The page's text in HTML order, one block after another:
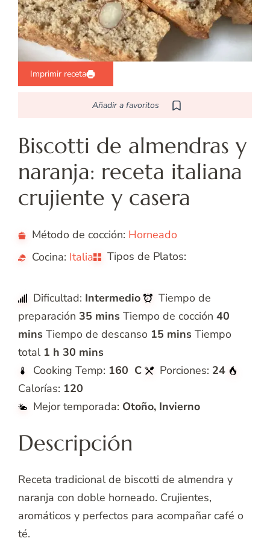
Imprimir receta
Añadir a favoritos
Biscotti de almendras y
naranja: receta italiana
crujiente y casera
Método de cocción: Horneado
Cocina: Italia Tipos de Platos:
Dificultad: Intermedio
Tiempo de
preparación 35 mins Tiempo de cocción 40
mins Tiempo de descanso 15 mins Tiempo
total 1 h 30 mins
Cooking Temp: 160 C Porciones: 24
Calorías: 120
Mejor temporada: Otoño, Invierno
Descripción
Receta tradicional de biscotti de almendra y
naranja con doble horneado. Crujientes,
aromáticos y perfectos para acompañar café o
té.